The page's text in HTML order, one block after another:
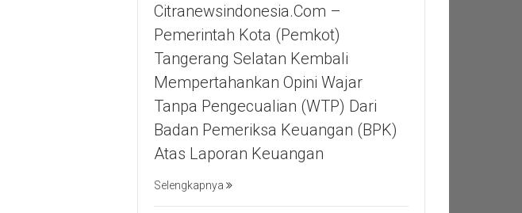
Citranewsindonesia.com –
Pemerintah Kota (Pemkot)
Tangerang Selatan Kembali
Mempertahankan Opini Wajar
Tanpa Pengecualian (WTP) Dari
Badan Pemeriksa Keuangan (BPK)
Atas Laporan Keuangan
Selengkapnya